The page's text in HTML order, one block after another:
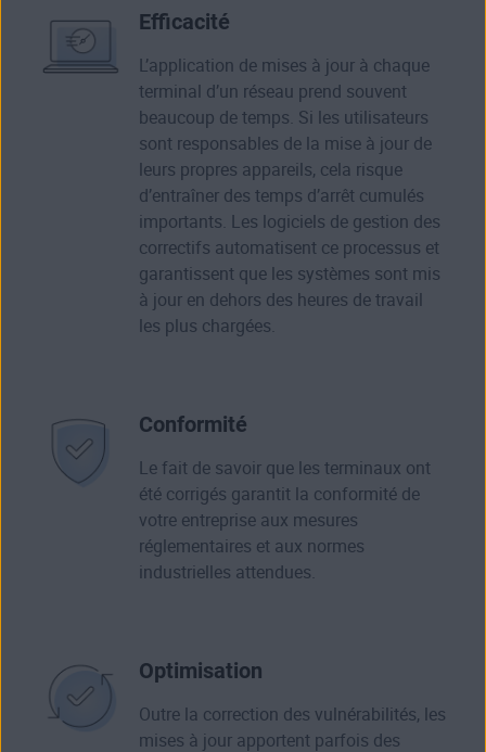
Efficacité
L’application de mises à jour à chaque
terminal d’un réseau prend souvent
beaucoup de temps. Si les utilisateurs
sont responsables de la mise à jour de
leurs propres appareils, cela risque
d’entraîner des temps d’arrêt cumulés
importants. Les logiciels de gestion des
correctifs automatisent ce processus et
garantissent que les systèmes sont mis
à jour en dehors des heures de travail
les plus chargées.
Conformité
Le fait de savoir que les terminaux ont
été corrigés garantit la conformité de
votre entreprise aux mesures
réglementaires et aux normes
industrielles attendues.
Optimisation
Outre la correction des vulnérabilités, les
mises à jour apportent parfois des